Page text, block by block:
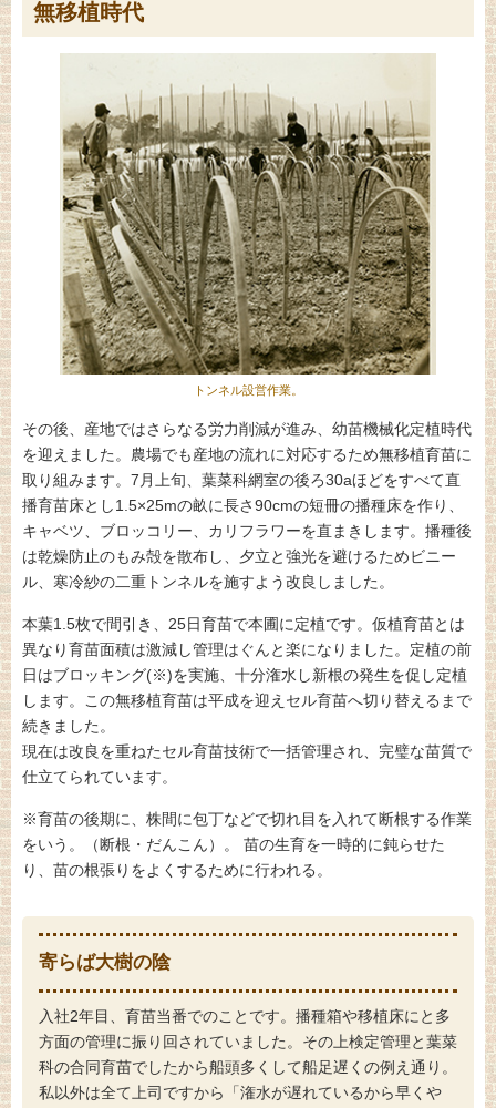
無移植時代
トンネル設営作業。
その後、産地ではさらなる労力削減が進み、幼苗機械化定植時代
を迎えました。農場でも産地の流れに対応するため無移植育苗に
取り組みます。7月上旬、葉菜科網室の後ろ30aほどをすべて直
播育苗床とし1.5×25mの畝に長さ90cmの短冊の播種床を作り、
キャベツ、ブロッコリー、カリフラワーを直まきします。播種後
は乾燥防止のもみ殻を散布し、夕立と強光を避けるためビニー
ル、寒冷紗の二重トンネルを施すよう改良しました。
本葉1.5枚で間引き、25日育苗で本圃に定植です。仮植育苗とは
異なり育苗面積は激減し管理はぐんと楽になりました。定植の前
日はブロッキング(※)を実施、十分潅水し新根の発生を促し定植
します。この無移植育苗は平成を迎えセル育苗へ切り替えるまで
続きました。
現在は改良を重ねたセル育苗技術で一括管理され、完璧な苗質で
仕立てられています。
※育苗の後期に、株間に包丁などで切れ目を入れて断根する作業
をいう。（断根・だんこん）。 苗の生育を一時的に鈍らせた
り、苗の根張りをよくするために行われる。
寄らば大樹の陰
入社2年目、育苗当番でのことです。播種箱や移植床にと多
方面の管理に振り回されていました。その上検定管理と葉菜
科の合同育苗でしたから船頭多くして船足遅くの例え通り。
私以外は全て上司ですから「潅水が遅れているから早くや